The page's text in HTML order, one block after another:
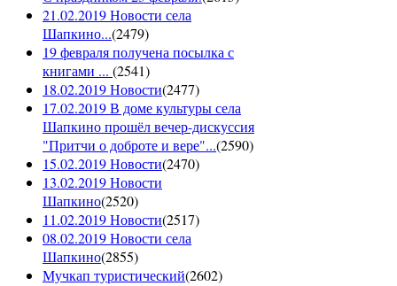
21.02.2019 Новости села
Шапкино...(2479)
19 февраля получена посылка с
книгами ... (2541)
18.02.2019 Новости(2477)
17.02.2019 В доме культуры села
Шапкино прошёл вечер-дискуссия
"Притчи о доброте и вере"...(2590)
15.02.2019 Новости(2470)
13.02.2019 Новости
Шапкино(2520)
11.02.2019 Новости(2517)
08.02.2019 Новости села
Шапкино(2855)
Мучкап туристический(2602)